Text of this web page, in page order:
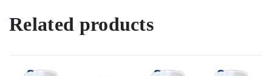
Related products